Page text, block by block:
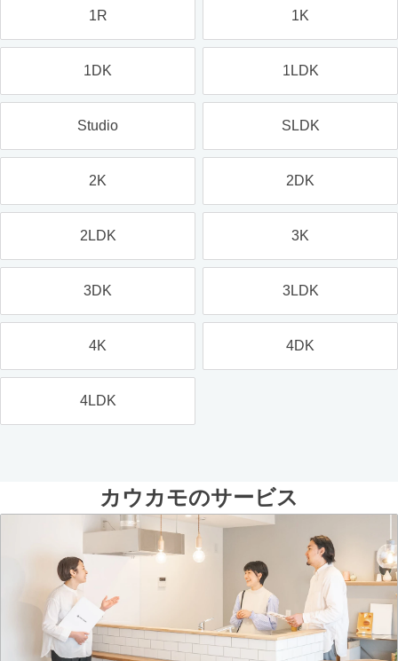
1R 1K
1DK 1LDK
Studio SLDK
2K 2DK
2LDK 3K
3DK 3LDK
4K 4DK
4LDK
カウカモのサービス